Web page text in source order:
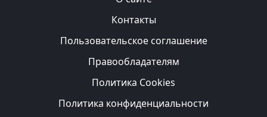
Контакты
Пользовательское соглашение
Правообладателям
Политика Cookies
Политика конфиденциальности